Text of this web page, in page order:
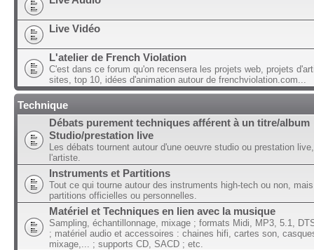
Live Vidéo
L'atelier de French Violation
C'est dans ce forum qu'on recensera les projets web, projets
sites, top 10, idées d'animation autour de frenchviolation.com...
Technique
Débats purement techniques afférent à un titre/album
Studio/prestation live
Les débats tournent autour d'une oeuvre studio ou prestation
l'artiste.
Instruments et Partitions
Tout ce qui tourne autour des instruments high-tech ou non,
partitions officielles ou personnelles.
Matériel et Techniques en lien avec la musique
Sampling, échantillonnage, mixage ; formats Midi, MP3, 5.1,
; matériel audio et accessoires : chaines hifi, cartes son,
mixage,... ; supports CD, SACD ; etc.